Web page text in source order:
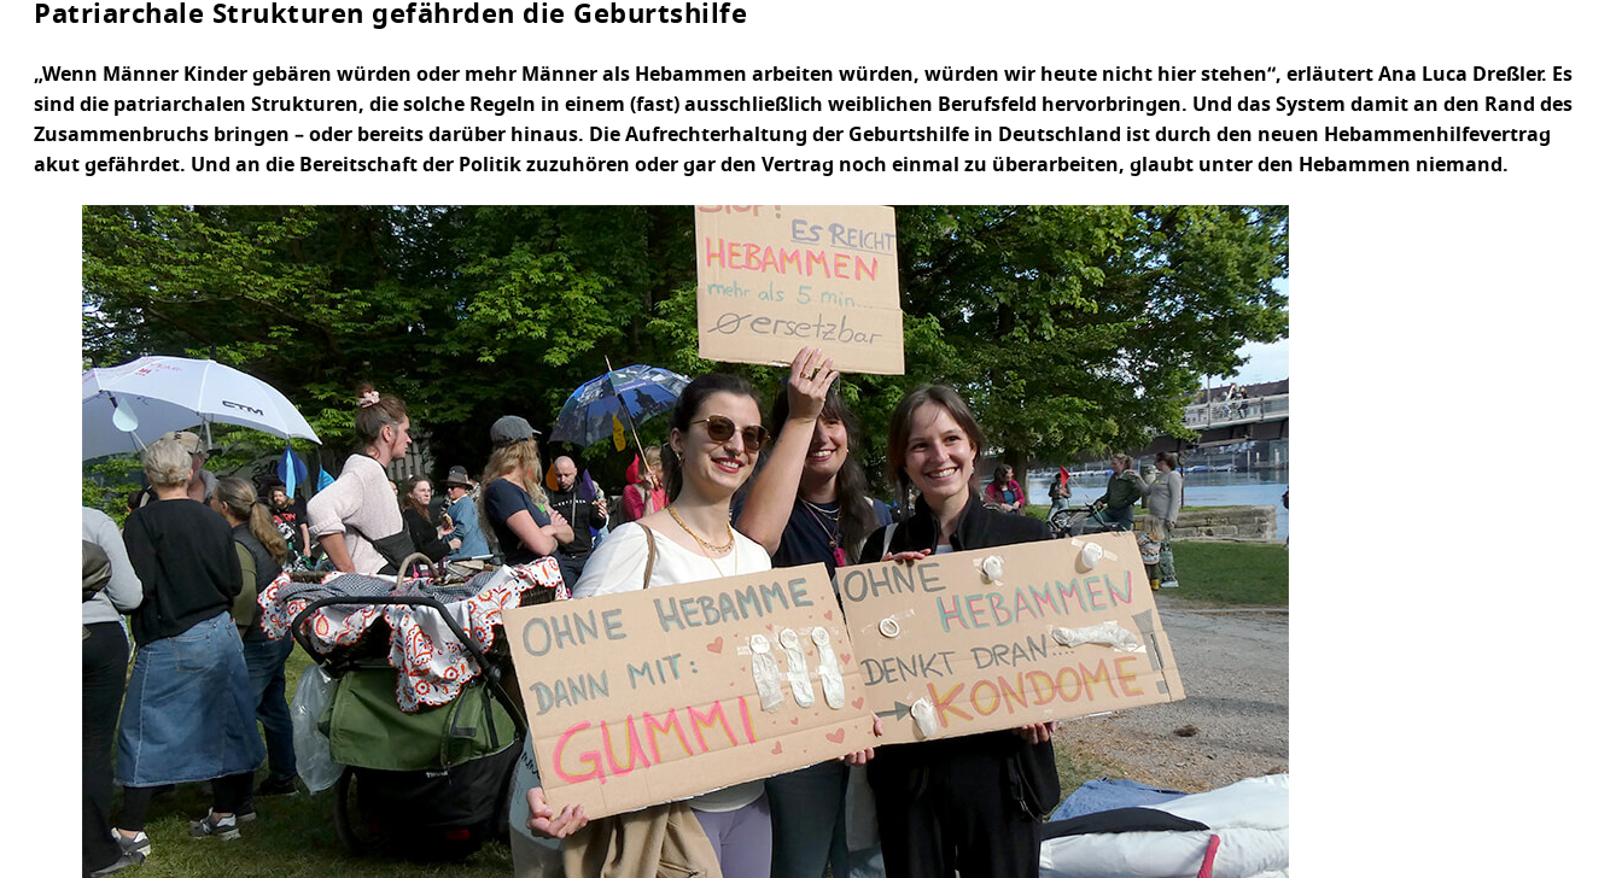
Patriarchale Strukturen gefährden die Geburtshilfe
„Wenn Männer Kinder gebären würden oder mehr Männer als Hebammen arbeiten würden, würden wir heute nicht hier stehen“, erläutert Ana Luca Dreßler. Es
sind die patriarchalen Strukturen, die solche Regeln in einem (fast) ausschließlich weiblichen Berufsfeld hervorbringen. Und das System damit an den Rand des
Zusammenbruchs bringen – oder bereits darüber hinaus. Die Aufrechterhaltung der Geburtshilfe in Deutschland ist durch den neuen Hebammenhilfevertrag
akut gefährdet. Und an die Bereitschaft der Politik zuzuhören oder gar den Vertrag noch einmal zu überarbeiten, glaubt unter den Hebammen niemand.